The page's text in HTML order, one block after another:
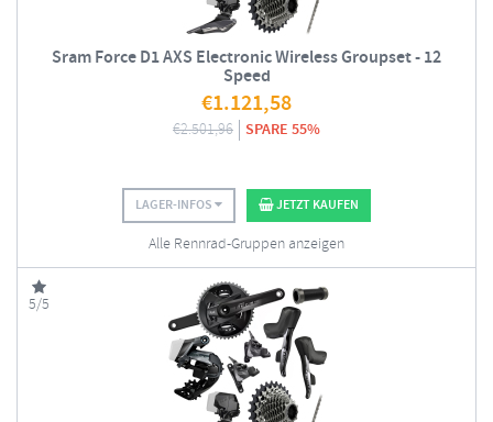
Sram Force D1 AXS Electronic Wireless Groupset - 12
Speed
€1.121,58
€2.501,96 SPARE 55%
LAGER-INFOS JETZT KAUFEN
Alle Rennrad-Gruppen anzeigen
5/5